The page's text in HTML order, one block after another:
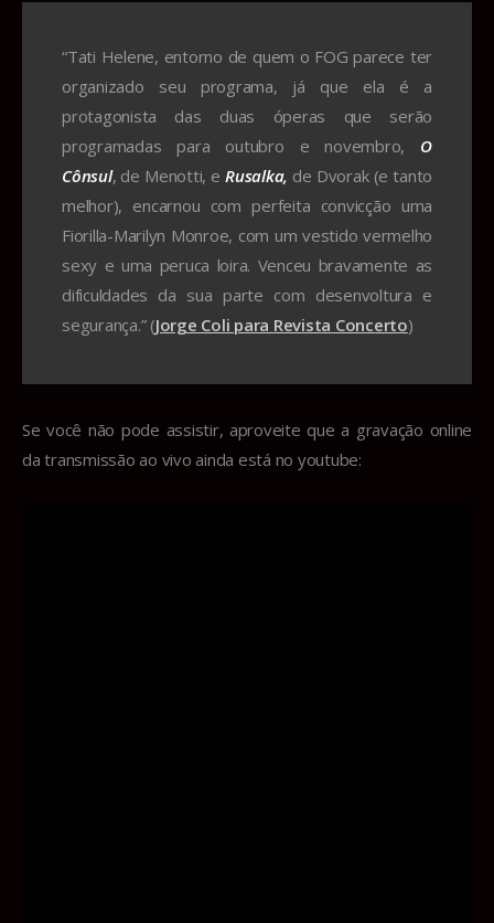
“Tati Helene, entorno de quem o FOG parece ter
organizado seu programa, já que ela é a
protagonista das duas óperas que serão
programadas para outubro e novembro, O
Cônsul, de Menotti, eRusalka, de Dvorak (e tanto
melhor), encarnou com perfeita convicção uma
Fiorilla-Marilyn Monroe, com um vestido vermelho
sexy e uma peruca loira. Venceu bravamente as
dificuldades da sua parte com desenvoltura e
segurança.” (Jorge Coli para Revista Concerto)
Se você não pode assistir, aproveite que a gravação online
da transmissão ao vivo ainda está no youtube: